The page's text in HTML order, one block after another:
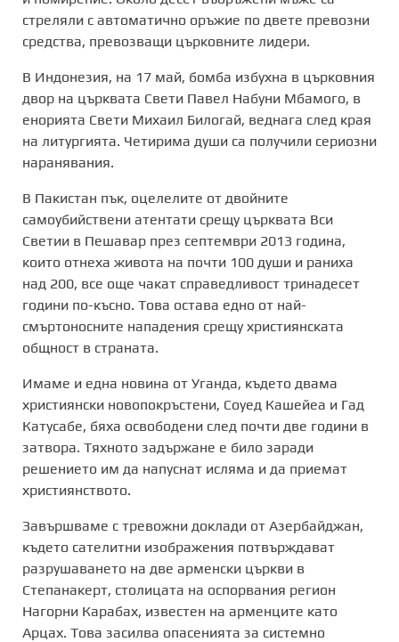
стреляли с автоматично оръжие по двете превозни
средства, превозващи църковните лидери.
В Индонезия, на 17 май, бомба избухна в църковния
двор на църквата Свети Павел Набуни Мбамого, в
енорията Свети Михаил Билогай, веднага след края
на литургията. Четирима души са получили сериозни
наранявания.
В Пакистан пък, оцелелите от двойните
самоубийствени атентати срещу църквата Вси
Светии в Пешавар през септември 2013 година,
които отнеха живота на почти 100 души и раниха
над 200, все още чакат справедливост тринадесет
години по-късно. Това остава едно от най-
смъртоносните нападения срещу християнската
общност в страната.
Имаме и една новина от Уганда, където двама
християнски новопокръстени, Соуед Кашейеа и Гад
Катусабе, бяха освободени след почти две години в
затвора. Тяхното задържане е било заради
решението им да напуснат исляма и да приемат
християнството.
Завършваме с тревожни доклади от Азербайджан,
където сателитни изображения потвърждават
разрушаването на две арменски църкви в
Степанакерт, столицата на оспорвания регион
Нагорни Карабах, известен на арменците като
Арцах. Това засилва опасенията за системно